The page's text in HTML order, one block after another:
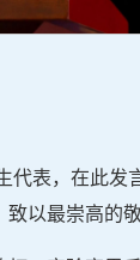
表，在此发
以最崇高的